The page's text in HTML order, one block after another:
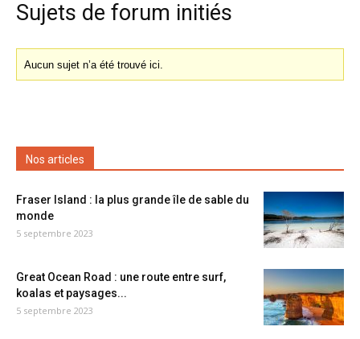
Sujets de forum initiés
Aucun sujet n’a été trouvé ici.
Nos articles
Fraser Island : la plus grande île de sable du
monde
5 septembre 2023
Great Ocean Road : une route entre surf,
koalas et paysages...
5 septembre 2023